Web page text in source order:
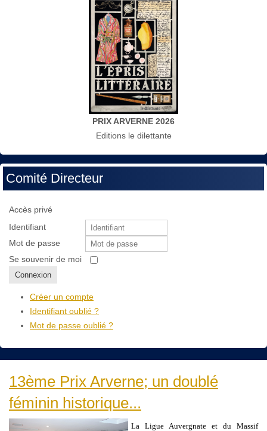
PRIX ARVERNE 2026
Editions le dilettante
Comité Directeur
Accès privé
Identifiant
Mot de passe
Se souvenir de moi
Connexion
Créer un compte
Identifiant oublié ?
Mot de passe oublié ?
13ème Prix Arverne; un doublé
féminin historique...
La Ligue Auvergnate et du Massif